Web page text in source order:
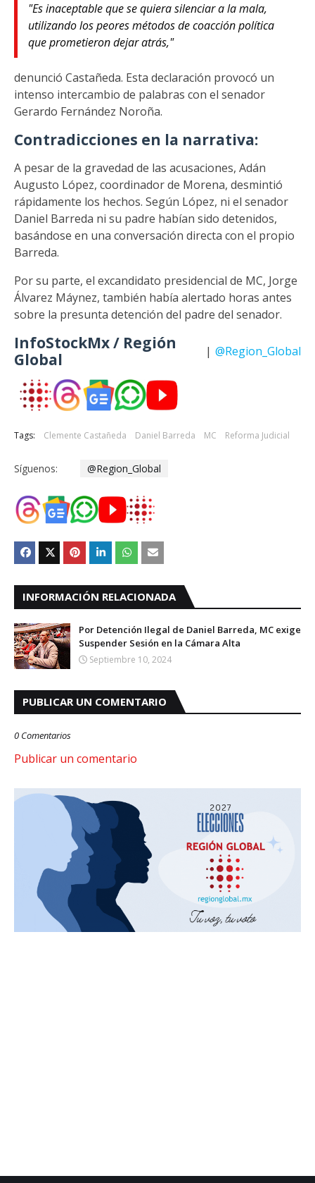
"Es inaceptable que se quiera silenciar a la mala,
utilizando los peores métodos de coacción política
que prometieron dejar atrás,"
denunció Castañeda. Esta declaración provocó un
intenso intercambio de palabras con el senador
Gerardo Fernández Noroña.
Contradicciones en la narrativa:
A pesar de la gravedad de las acusaciones, Adán
Augusto López, coordinador de Morena, desmintió
rápidamente los hechos. Según López, ni el senador
Daniel Barreda ni su padre habían sido detenidos,
basándose en una conversación directa con el propio
Barreda.
Por su parte, el excandidato presidencial de MC, Jorge
Álvarez Máynez, también había alertado horas antes
sobre la presunta detención del padre del senador.
InfoStockMx / Región
Global
| @Region_Global
Tags: Clemente Castañeda Daniel Barreda MC Reforma Judicial
Síguenos: @Region_Global
INFORMACIÓN RELACIONADA
Por Detención Ilegal de Daniel Barreda, MC exige
Suspender Sesión en la Cámara Alta
Septiembre 10, 2024
PUBLICAR UN COMENTARIO
0 Comentarios
Publicar un comentario